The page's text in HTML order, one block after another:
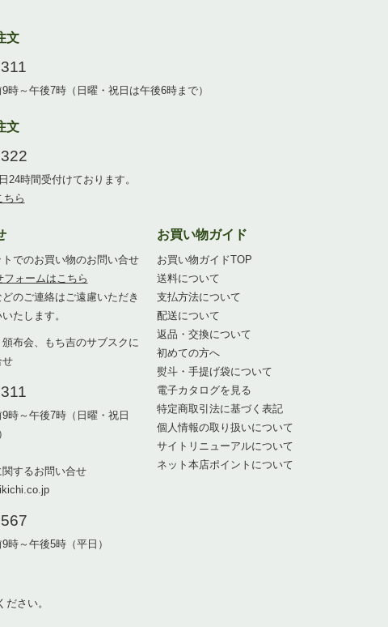
文
時～午後7時（日曜・祝日は午後6時まで）
文
24時間受付けております。
ちら
でのお買い物のお問い合せ
フォームはこちら
のご連絡はご遠慮いただき
たします。
布会、もち吉のサブスクに
せ
時～午後7時（日曜・祝日
するお問い合せ
時～午後5時（平日）
お買い物ガイド
お買い物ガイドTOP
送料について
支払方法について
配送について
返品・交換について
初めての方へ
熨斗・手提げ袋について
電子カタログを見る
特定商取引法に基づく表記
個人情報の取り扱いについて
サイトリニューアルについて
ネット本店ポイントについて
さい。